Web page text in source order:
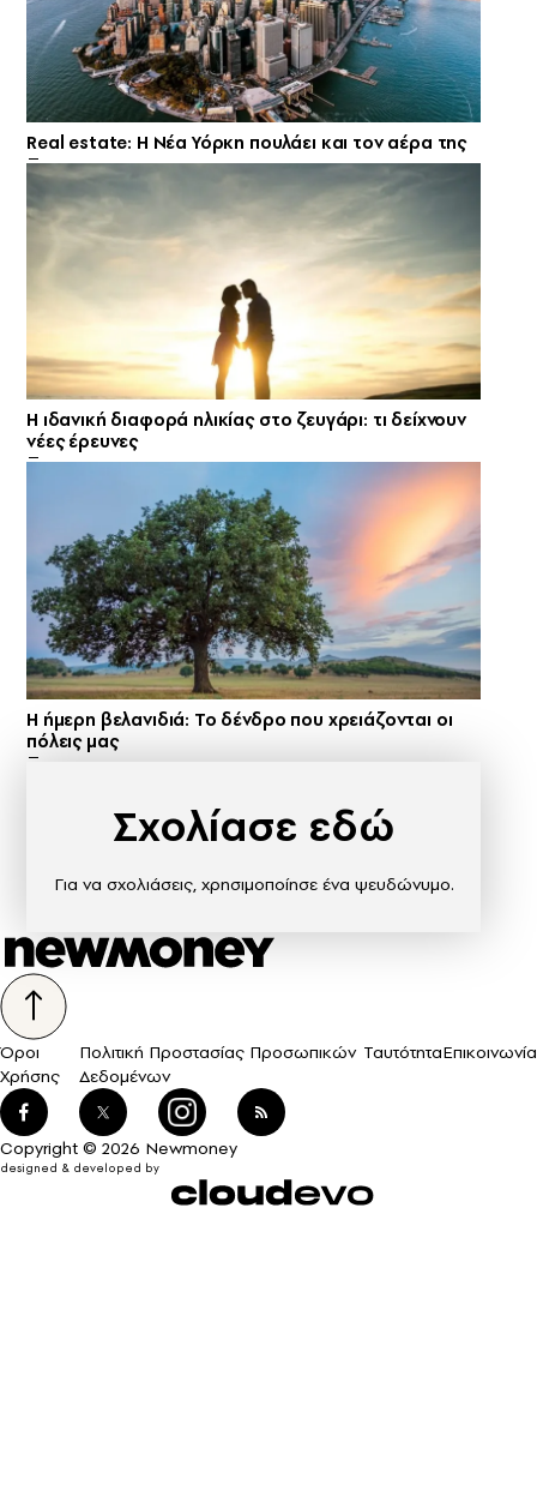
Real estate: H Νέα Υόρκη πουλάει και τον αέρα της
Η ιδανική διαφορά ηλικίας στο ζευγάρι: τι δείχνουν
νέες έρευνες
Η ήμερη βελανιδιά: Το δένδρο που χρειάζονται οι
πόλεις μας
Σχολίασε εδώ
Για να σχολιάσεις, χρησιμοποίησε ένα ψευδώνυμο.
Όροι
Χρήσης
Πολιτική Προστασίας Προσωπικών
Δεδομένων
ΤαυτότηταΕπικοινωνία
Copyright © 2026 Newmoney
designed & developed by